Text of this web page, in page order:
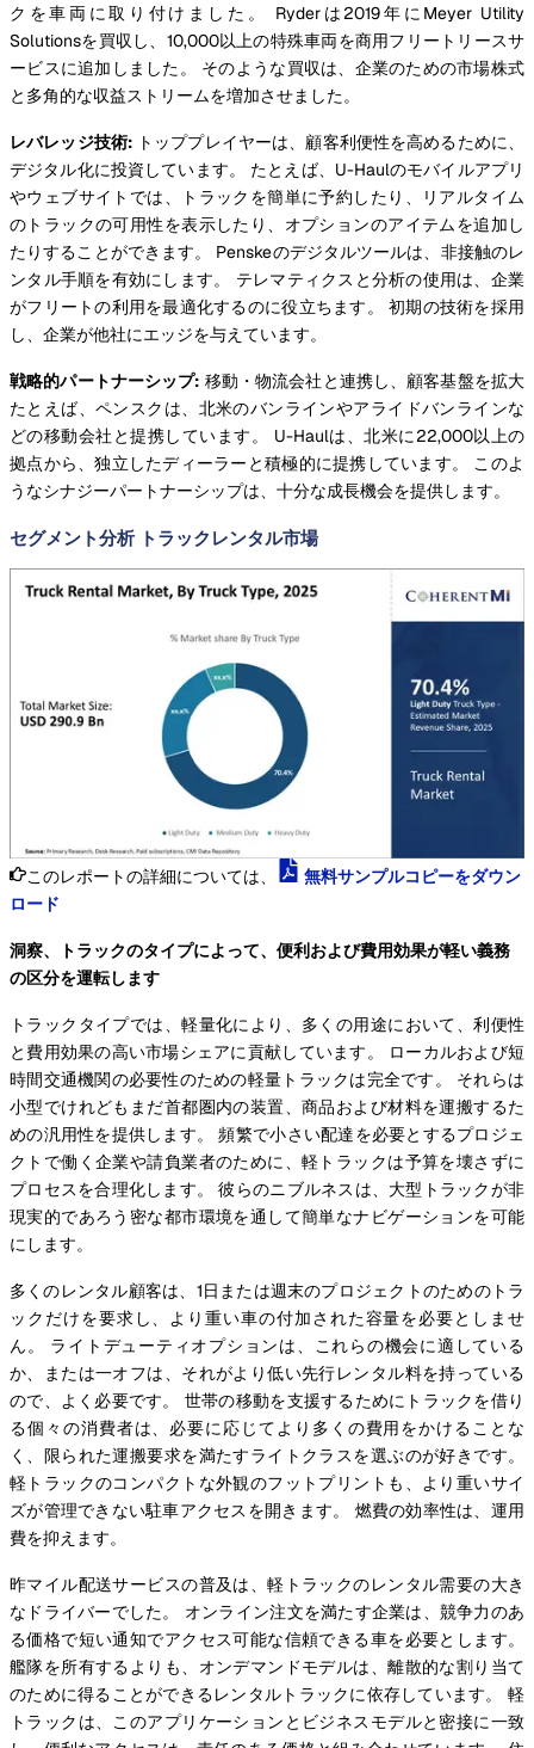
クを車両に取り付けました。 Ryderは2019年にMeyer Utility
Solutionsを買収し、10,000以上の特殊車両を商用フリートリースサ
ービスに追加しました。 そのような買収は、企業のための市場株式
と多角的な収益ストリームを増加させました。
レバレッジ技術:トッププレイヤーは、顧客利便性を高めるために、
デジタル化に投資しています。 たとえば、U-Haulのモバイルアプリ
やウェブサイトでは、トラックを簡単に予約したり、リアルタイム
のトラックの可用性を表示したり、オプションのアイテムを追加し
たりすることができます。 Penskeのデジタルツールは、非接触のレ
ンタル手順を有効にします。 テレマティクスと分析の使用は、企業
がフリートの利用を最適化するのに役立ちます。 初期の技術を採用
し、企業が他社にエッジを与えています。
戦略的パートナーシップ: 移動・物流会社と連携し、顧客基盤を拡大
たとえば、ペンスクは、北米のバンラインやアライドバンラインな
どの移動会社と提携しています。 U-Haulは、北米に22,000以上の
拠点から、独立したディーラーと積極的に提携しています。 このよ
うなシナジーパートナーシップは、十分な成長機会を提供します。
セグメント分析 トラックレンタル市場
このレポートの詳細については、
無料サンプルコピーをダウン
ロード
洞察、トラックのタイプによって、便利および費用効果が軽い義務
の区分を運転します
トラックタイプでは、軽量化により、多くの用途において、利便性
と費用効果の高い市場シェアに貢献しています。 ローカルおよび短
時間交通機関の必要性のための軽量トラックは完全です。 それらは
小型でけれどもまだ首都圏内の装置、商品および材料を運搬するた
めの汎用性を提供します。 頻繁で小さい配達を必要とするプロジェ
クトで働く企業や請負業者のために、軽トラックは予算を壊さずに
プロセスを合理化します。 彼らのニブルネスは、大型トラックが非
現実的であろう密な都市環境を通して簡単なナビゲーションを可能
にします。
多くのレンタル顧客は、1日または週末のプロジェクトのためのトラ
ックだけを要求し、より重い車の付加された容量を必要としませ
ん。 ライトデューティオプションは、これらの機会に適している
か、または一オフは、それがより低い先行レンタル料を持っている
ので、よく必要です。 世帯の移動を支援するためにトラックを借り
る個々の消費者は、必要に応じてより多くの費用をかけることな
く、限られた運搬要求を満たすライトクラスを選ぶのが好きです。
軽トラックのコンパクトな外観のフットプリントも、より重いサイ
ズが管理できない駐車アクセスを開きます。 燃費の効率性は、運用
費を抑えます。
昨マイル配送サービスの普及は、軽トラックのレンタル需要の大き
なドライバーでした。 オンライン注文を満たす企業は、競争力のあ
る価格で短い通知でアクセス可能な信頼できる車を必要とします。
艦隊を所有するよりも、オンデマンドモデルは、離散的な割り当て
のために得ることができるレンタルトラックに依存しています。 軽
トラックは、このアプリケーションとビジネスモデルと密接に一致